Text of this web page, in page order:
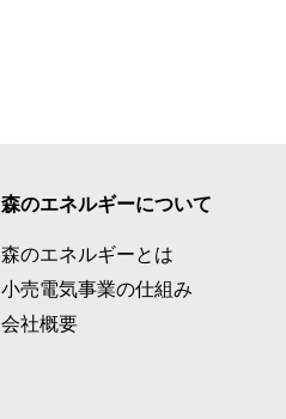
森のエネルギーについて
森のエネルギーとは
小売電気事業の仕組み
会社概要